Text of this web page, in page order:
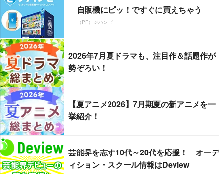
自販機にピッ！ですぐに買えちゃう
（PR）ジハンピ
2026年7月夏ドラマも、注目作＆話題作が
勢ぞろい！
【夏アニメ2026】7月期夏の新アニメを一
挙紹介！
芸能界を志す10代～20代を応援！ オーデ
ィション・スクール情報はDeview